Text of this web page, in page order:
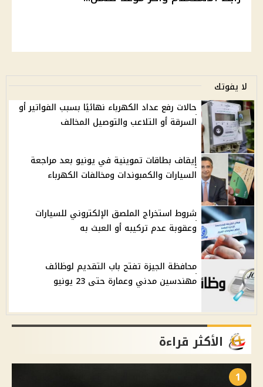
لا يفوتك
حالات رفع عداد الكهرباء نهائيًا بسبب الفواتير أو
السرقة أو التلاعب والتوصيل المخالف
إيقاف بطاقات تموينية في يونيو بعد مراجعة
السيارات والكمبوندات ومخالفات الكهرباء
شروط استخراج الملصق الإلكتروني للسيارات
وعقوبة عدم تركيبه أو العبث به
محافظة الجيزة تفتح باب التقديم لوظائف
مهندسين مدني وعمارة حتى 23 يونيو
الأكثر قراءة
1